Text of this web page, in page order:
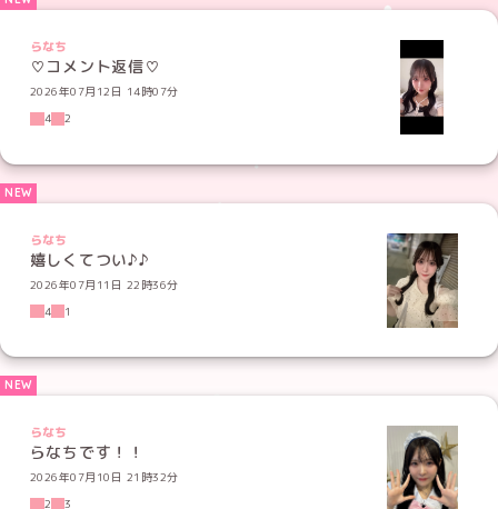
らなち
♡コメント返信♡
2026年07月12日 14時07分
4
2
らなち
嬉しくてつい♪♪
2026年07月11日 22時36分
4
1
らなち
らなちです！！
2026年07月10日 21時32分
2
3